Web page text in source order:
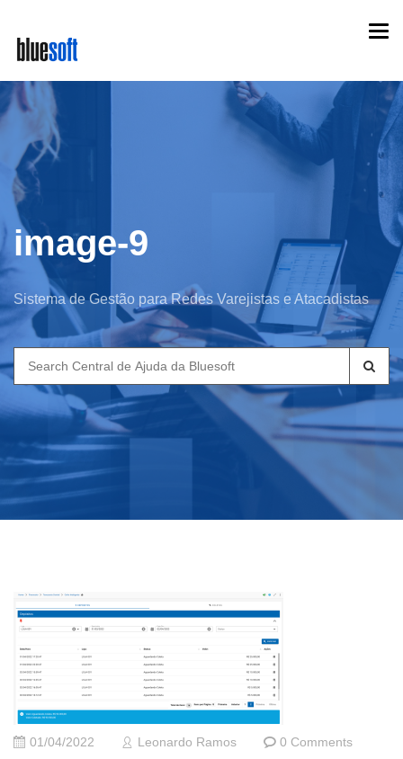
main
content
image-9
Sistema de Gestão para Redes Varejistas e Atacadistas
Search
for:
01/04/2022 Leonardo Ramos 0 Comments